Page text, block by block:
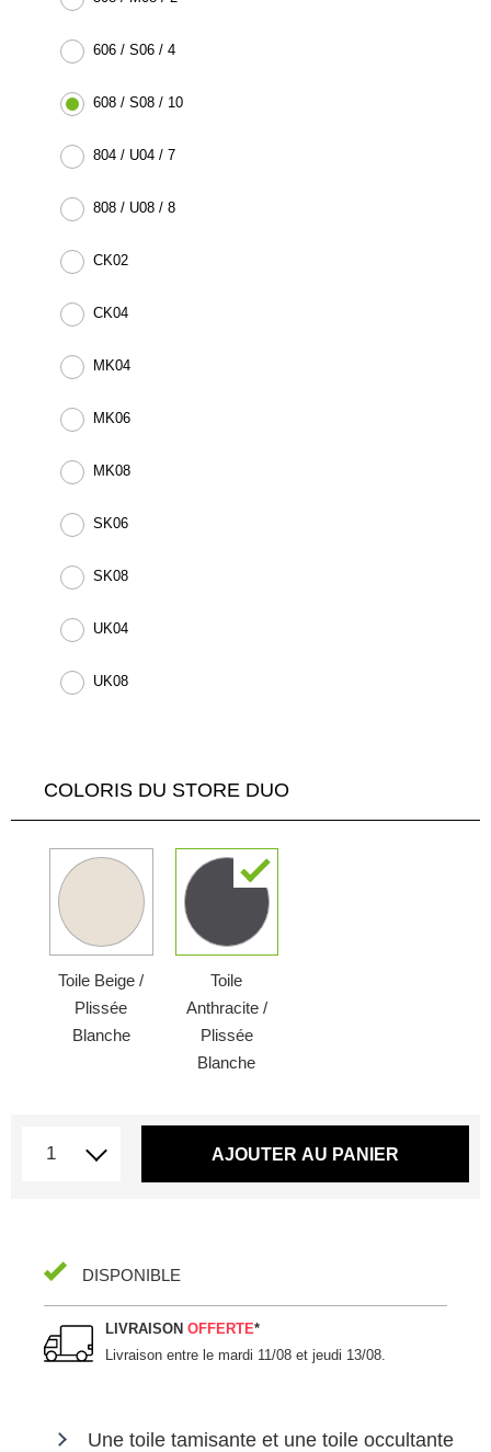
606 / S06 / 4
608 / S08 / 10
804 / U04 / 7
808 / U08 / 8
CK02
CK04
MK04
MK06
MK08
SK06
SK08
UK04
UK08
COLORIS DU STORE DUO
Toile Beige /
Plissée
Blanche
Toile
Anthracite /
Plissée
Blanche
AJOUTER AU PANIER
DISPONIBLE
LIVRAISONOFFERTE*
Livraison entre lemardi 11/08 et jeudi 13/08
Une toile tamisante et une toile occultante